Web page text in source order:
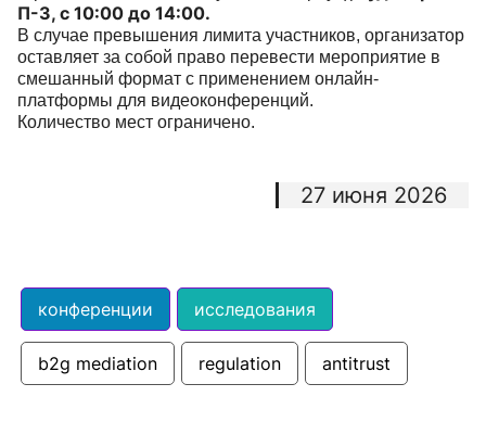
П-3, с 10:00 до 14:00.
В случае превышения лимита участников, организатор
оставляет за собой право перевести мероприятие в
смешанный формат с применением онлайн-
платформы для видеоконференций.
Количество мест ограничено.
27 июня 2026
конференции исследования
b2g mediation regulation antitrust